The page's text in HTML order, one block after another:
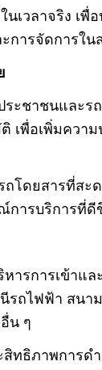
นเวลาจริง เพื่
การจัดการใน
ระชาชนและร
เพื่อเพิ่มควา
ถโดยสารที่สะ
การบริการที่ดี
หารการเข้าแ
รถไฟฟ้า สนา
น ๆ
สิทธิภาพการดํ